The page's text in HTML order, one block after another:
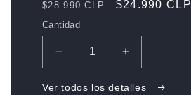
Precio
habitual
$28.990 CLP
Precio
oferta
$24.990 CLP
Cantidad
Reducir
cantidad
para
Aumentar
cantidad
para
Ver todos los detalles